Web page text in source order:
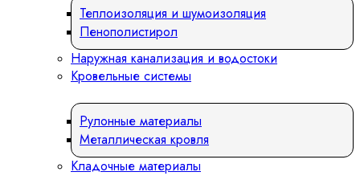
Теплоизоляция и шумоизоляция
Пенополистирол
Наружная канализация и водостоки
Кровельные системы
Рулонные материалы
Металлическая кровля
Кладочные материалы